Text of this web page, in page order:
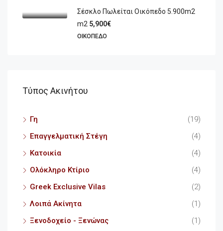
Σέσκλο Πωλείται Οικόπεδο 5.900m2
m2 5,900€
ΟΙΚΌΠΕΔΟ
Τύπος Ακινήτου
Γη
(19)
Επαγγελματική Στέγη
(4)
Κατοικία
(4)
Ολόκληρο Κτίριο
(4)
Greek Exclusive Vilas
(2)
Λοιπά Ακίνητα
(1)
Ξενοδοχείο - Ξενώνας
(1)